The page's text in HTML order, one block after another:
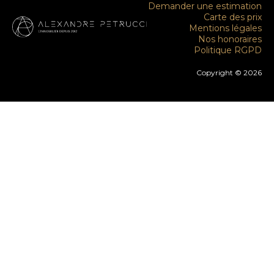
Demander une estimation
Carte des prix
Mentions légales
Nos honoraires
Politique RGPD
Copyright © 2026